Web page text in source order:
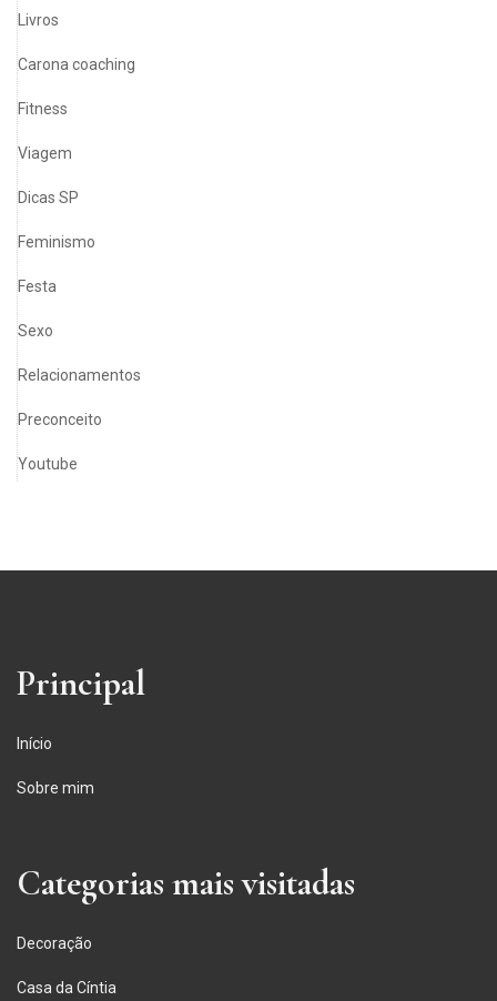
Livros
Carona coaching
Fitness
Viagem
Dicas SP
Feminismo
Festa
Sexo
Relacionamentos
Preconceito
Youtube
Principal
Início
Sobre mim
Categorias mais visitadas
Decoração
Casa da Cíntia